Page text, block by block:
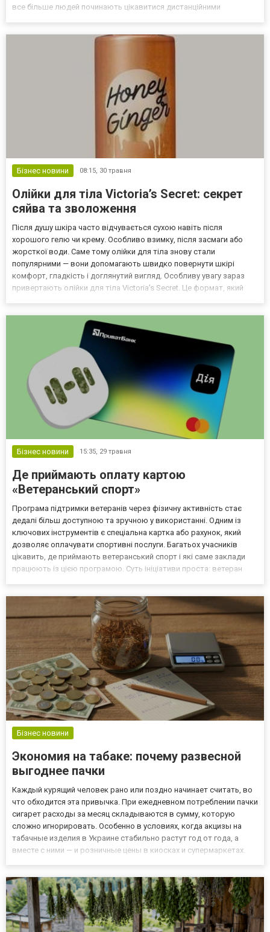
все більше людей починають цікавитися дистанційними
Бізнес новини 08:15, 30 травня
Олійки для тіла Victoria’s Secret: секрет
сяйва та зволоження
Після душу шкіра часто відчувається сухою навіть після
хорошого гелю чи крему. Особливо взимку, після засмаги або
жорсткої води. Саме тому олійки для тіла знову стали
популярними — вони допомагають швидко повернути шкірі
комфорт, гладкість і доглянутий вигляд. Особливу увагу зараз
привертають олійки для тіла Victoria’s Secret. Це формат, який
Бізнес новини 15:35, 29 травня
Де приймають оплату картою
«Ветеранський спорт»
Програма підтримки ветеранів через фізичну активність стає
дедалі більш доступною та зручною у використанні. Одним із
ключових інструментів є спеціальна картка або рахунок, який
дозволяє оплачувати спортивні послуги. Багатьох учасників
цікавить, де приймають ветеранський спорт і які саме заклади
працюють із цією програмою. Суть ініціативи проста: ветеран
Бізнес новини
Экономия на табаке: почему развесной
выгоднее пачки
Каждый курящий человек рано или поздно начинает считать, во
что обходится эта привычка. При ежедневном потреблении пачки
сигарет расходы за месяц складываются в сумму, которую
сложно игнорировать. Особенно в условиях, когда акцизы на
табачные изделия в Украине стабильно растут год от года, а
вместе с ними — и розничные цены в киосках и супермаркетах.